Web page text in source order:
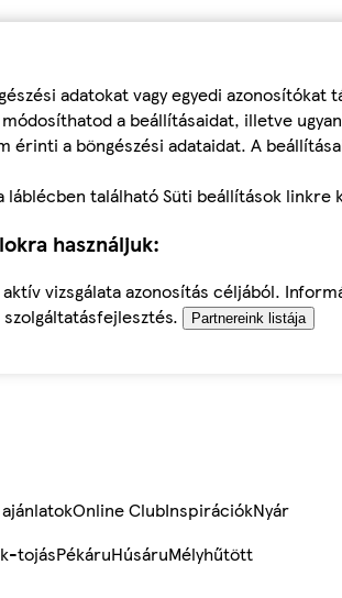
adatokat vagy egyedi
a beállításaidat, illetve
a böngészési adataidat. A
található Süti beállítások linkre
használjuk:
vizsgálata azonosítás céljából.
Partnereink listája
Online ClubInspirációkNyár
tojásPékáruHúsáruMélyhűtött